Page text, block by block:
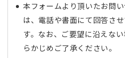
本フォームより頂いたお問
は、電話や書面にて回答さ
す。なお、ご要望に沿えな
らかじめご了承ください。